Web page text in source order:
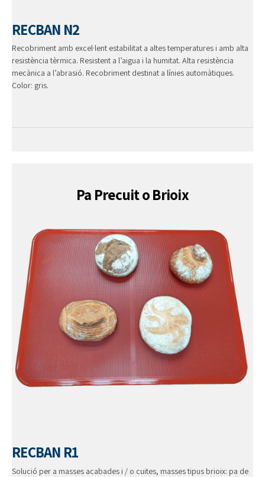
RECBAN N2
Recobriment amb excel·lent estabilitat a altes temperatures i amb alta
resistència tèrmica. Resistent a l’aigua i la humitat. Alta resistència
mecànica a l’abrasió. Recobriment destinat a línies automàtiques.
Color: gris.
Pa Precuit o Brioix
RECBAN R1
Solució per a masses acabades i / o cuites, masses tipus brioix: pa de